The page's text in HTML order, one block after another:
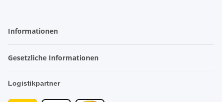
Informationen
Gesetzliche Informationen
Logistikpartner